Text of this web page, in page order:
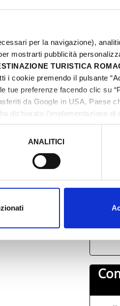
per la navigazione),
mostrarti pubblicità
TURISTICA
i cookie premendo il pulsante
tue preferenze facendo clic su
da Google in USA, Paese
dichiarato l’implementazione di
ANALITICI
12
02